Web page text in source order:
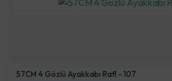
57CM 4 Gözlü Ayakkabı RafI - 107